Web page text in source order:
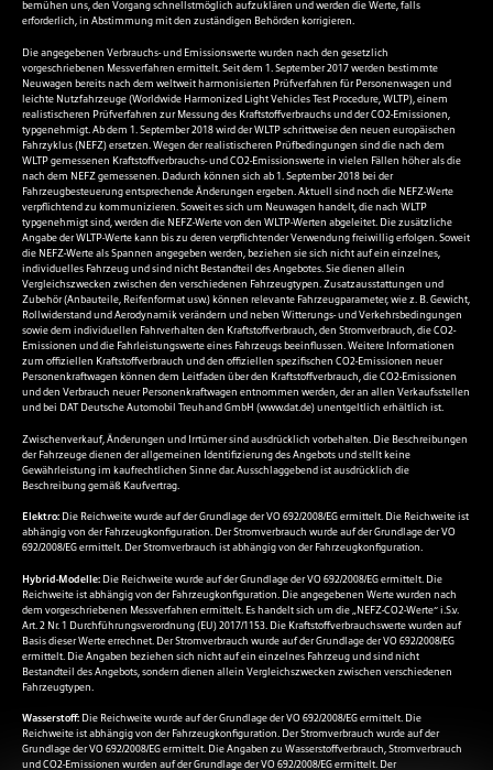
bemühen uns, den Vorgang schnellstmöglich aufzuklären und werden die Werte, falls
erforderlich, in Abstimmung mit den zuständigen Behörden korrigieren.
Die angegebenen Verbrauchs- und Emissionswerte wurden nach den gesetzlich
vorgeschriebenen Messverfahren ermittelt. Seit dem 1. September 2017 werden bestimmte
Neuwagen bereits nach dem weltweit harmonisierten Prüfverfahren für Personenwagen und
leichte Nutzfahrzeuge (Worldwide Harmonized Light Vehicles Test Procedure, WLTP), einem
realistischeren Prüfverfahren zur Messung des Kraftstoffverbrauchs und der CO2-Emissionen,
typgenehmigt. Ab dem 1. September 2018 wird der WLTP schrittweise den neuen europäischen
Fahrzyklus (NEFZ) ersetzen. Wegen der realistischeren Prüfbedingungen sind die nach dem
WLTP gemessenen Kraftstoffverbrauchs- und CO2-Emissionswerte in vielen Fällen höher als die
nach dem NEFZ gemessenen. Dadurch können sich ab 1. September 2018 bei der
Fahrzeugbesteuerung entsprechende Änderungen ergeben. Aktuell sind noch die NEFZ-Werte
verpflichtend zu kommunizieren. Soweit es sich um Neuwagen handelt, die nach WLTP
typgenehmigt sind, werden die NEFZ-Werte von den WLTP-Werten abgeleitet. Die zusätzliche
Angabe der WLTP-Werte kann bis zu deren verpflichtender Verwendung freiwillig erfolgen. Soweit
die NEFZ-Werte als Spannen angegeben werden, beziehen sie sich nicht auf ein einzelnes,
individuelles Fahrzeug und sind nicht Bestandteil des Angebotes. Sie dienen allein
Vergleichszwecken zwischen den verschiedenen Fahrzeugtypen. Zusatzausstattungen und
Zubehör (Anbauteile, Reifenformat usw.) können relevante Fahrzeugparameter, wie z. B. Gewicht,
Rollwiderstand und Aerodynamik verändern und neben Witterungs- und Verkehrsbedingungen
sowie dem individuellen Fahrverhalten den Kraftstoffverbrauch, den Stromverbrauch, die CO2-
Emissionen und die Fahrleistungswerte eines Fahrzeugs beeinflussen. Weitere Informationen
zum offiziellen Kraftstoffverbrauch und den offiziellen spezifischen CO2-Emissionen neuer
Personenkraftwagen können dem Leitfaden über den Kraftstoffverbrauch, die CO2-Emissionen
und den Verbrauch neuer Personenkraftwagen entnommen werden, der an allen Verkaufsstellen
und bei DAT Deutsche Automobil Treuhand GmbH (www.dat.de) unentgeltlich erhältlich ist.
Zwischenverkauf, Änderungen und Irrtümer sind ausdrücklich vorbehalten. Die Beschreibungen
der Fahrzeuge dienen der allgemeinen Identifizierung des Angebots und stellt keine
Gewährleistung im kaufrechtlichen Sinne dar. Ausschlaggebend ist ausdrücklich die
Beschreibung gemäß Kaufvertrag.
Elektro: Die Reichweite wurde auf der Grundlage der VO 692/2008/EG ermittelt. Die Reichweite ist
abhängig von der Fahrzeugkonfiguration. Der Stromverbrauch wurde auf der Grundlage der VO
692/2008/EG ermittelt. Der Stromverbrauch ist abhängig von der Fahrzeugkonfiguration.
Hybrid-Modelle: Die Reichweite wurde auf der Grundlage der VO 692/2008/EG ermittelt. Die
Reichweite ist abhängig von der Fahrzeugkonfiguration. Die angegebenen Werte wurden nach
dem vorgeschriebenen Messverfahren ermittelt. Es handelt sich um die „NEFZ-CO2-Werte“ i.S.v.
Art. 2 Nr. 1 Durchführungsverordnung (EU) 2017/1153. Die Kraftstoffverbrauchswerte wurden auf
Basis dieser Werte errechnet. Der Stromverbrauch wurde auf der Grundlage der VO 692/2008/EG
ermittelt. Die Angaben beziehen sich nicht auf ein einzelnes Fahrzeug und sind nicht
Bestandteil des Angebots, sondern dienen allein Vergleichszwecken zwischen verschiedenen
Fahrzeugtypen.
Wasserstoff: Die Reichweite wurde auf der Grundlage der VO 692/2008/EG ermittelt. Die
Reichweite ist abhängig von der Fahrzeugkonfiguration. Der Stromverbrauch wurde auf der
Grundlage der VO 692/2008/EG ermittelt. Die Angaben zu Wasserstoffverbrauch, Stromverbrauch
und CO2-Emissionen wurden auf der Grundlage der VO 692/2008/EG ermittelt. Der